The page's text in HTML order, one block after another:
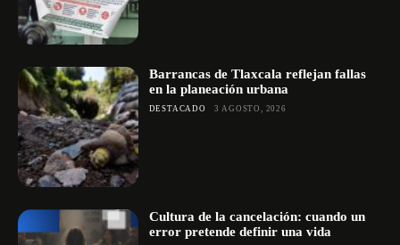
Barrancas de Tlaxcala reflejan fallas
en la planeación urbana
DESTACADO 3 AGOSTO, 2026
Cultura de la cancelación: cuando un
error pretende definir una vida